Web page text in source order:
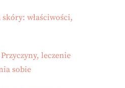
właściwości,
leczenie
sobie